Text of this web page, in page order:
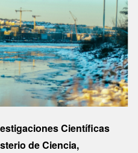
Científicas
de Ciencia,